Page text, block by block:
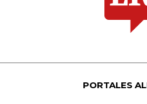
PORTALES